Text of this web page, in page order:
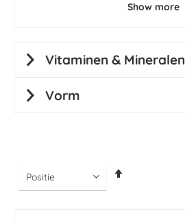
Show more
Vitaminen & Mineralen
Vorm